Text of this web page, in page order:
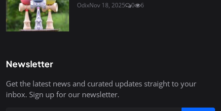
OdixNov 18, 2025 0 6
Newsletter
Get the latest news and curated updates straight to your
inbox. Sign up for our newsletter.